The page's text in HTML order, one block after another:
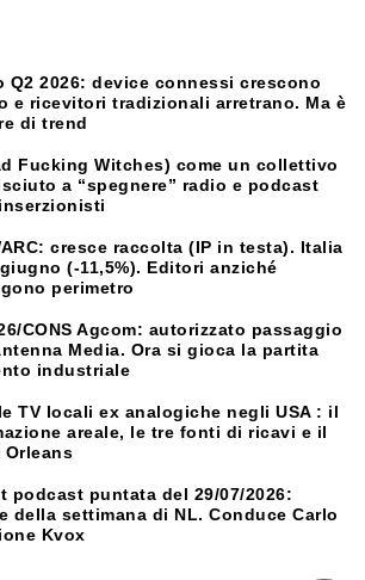
Q2 2026: device connessi crescono
e ricevitori tradizionali arretrano. Ma è
di trend
Fucking Witches) come un collettivo
a “spegnere” radio e podcast
cresce raccolta (IP in testa). Italia
(-11,5%). Editori anziché
perimetro
CONS Agcom: autorizzato passaggio
Media. Ora si gioca la partita
industriale
TV locali ex analogiche negli USA : il
areale, le tre fonti di ricavi e il
Orleans
podcast puntata del 29/07/2026:
della settimana di NL. Conduce Carlo
Kvox